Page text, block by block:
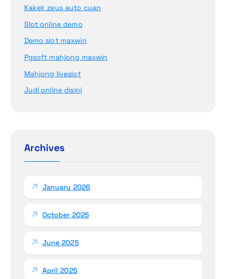
Kakek zeus auto cuan
Slot online demo
Demo slot maxwin
Pgsoft mahjong maxwin
Mahjong liveslot
Judi online disini
Archives
January 2026
October 2025
June 2025
April 2025